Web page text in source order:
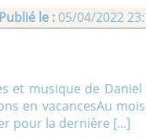
Publié le : 05/04/2022
et musique de
en vacancesAu
pour la dernière [...]